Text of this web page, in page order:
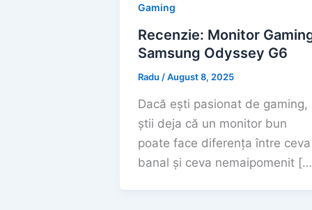
Gaming
Recenzie: Monitor
Samsung Odyssey G6
Radu /August 8, 2025
Dacă ești pasionat de gaming,
știi deja că un monitor bun
poate face diferența între ceva
banal și ceva nemaipomenit